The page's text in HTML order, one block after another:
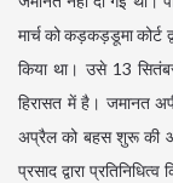
मार्च को कड़कड़डूमा कोर्ट
किया था। उसे 13
हिरासत में है। जमानत
अप्रैल को बहस शुरू की
प्रसाद द्वारा